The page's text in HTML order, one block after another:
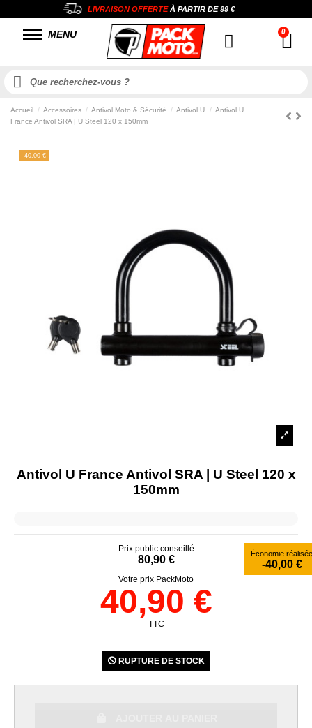
LIVRAISON OFFERTEÀ PARTIR DE99 €
MENU
Accueil Accessoires Antivol Moto & Sécurité Antivol U
Antivol U
France Antivol SRA | U Steel 120 x 150mm
-40,00 €
Antivol U France Antivol SRA | U Steel 120 x
150mm
Prix public conseillé
80,90 € Économie réalisée
-40,00 €
Votre prix PackMoto
40,90 €
TTC
RUPTURE DE STOCK